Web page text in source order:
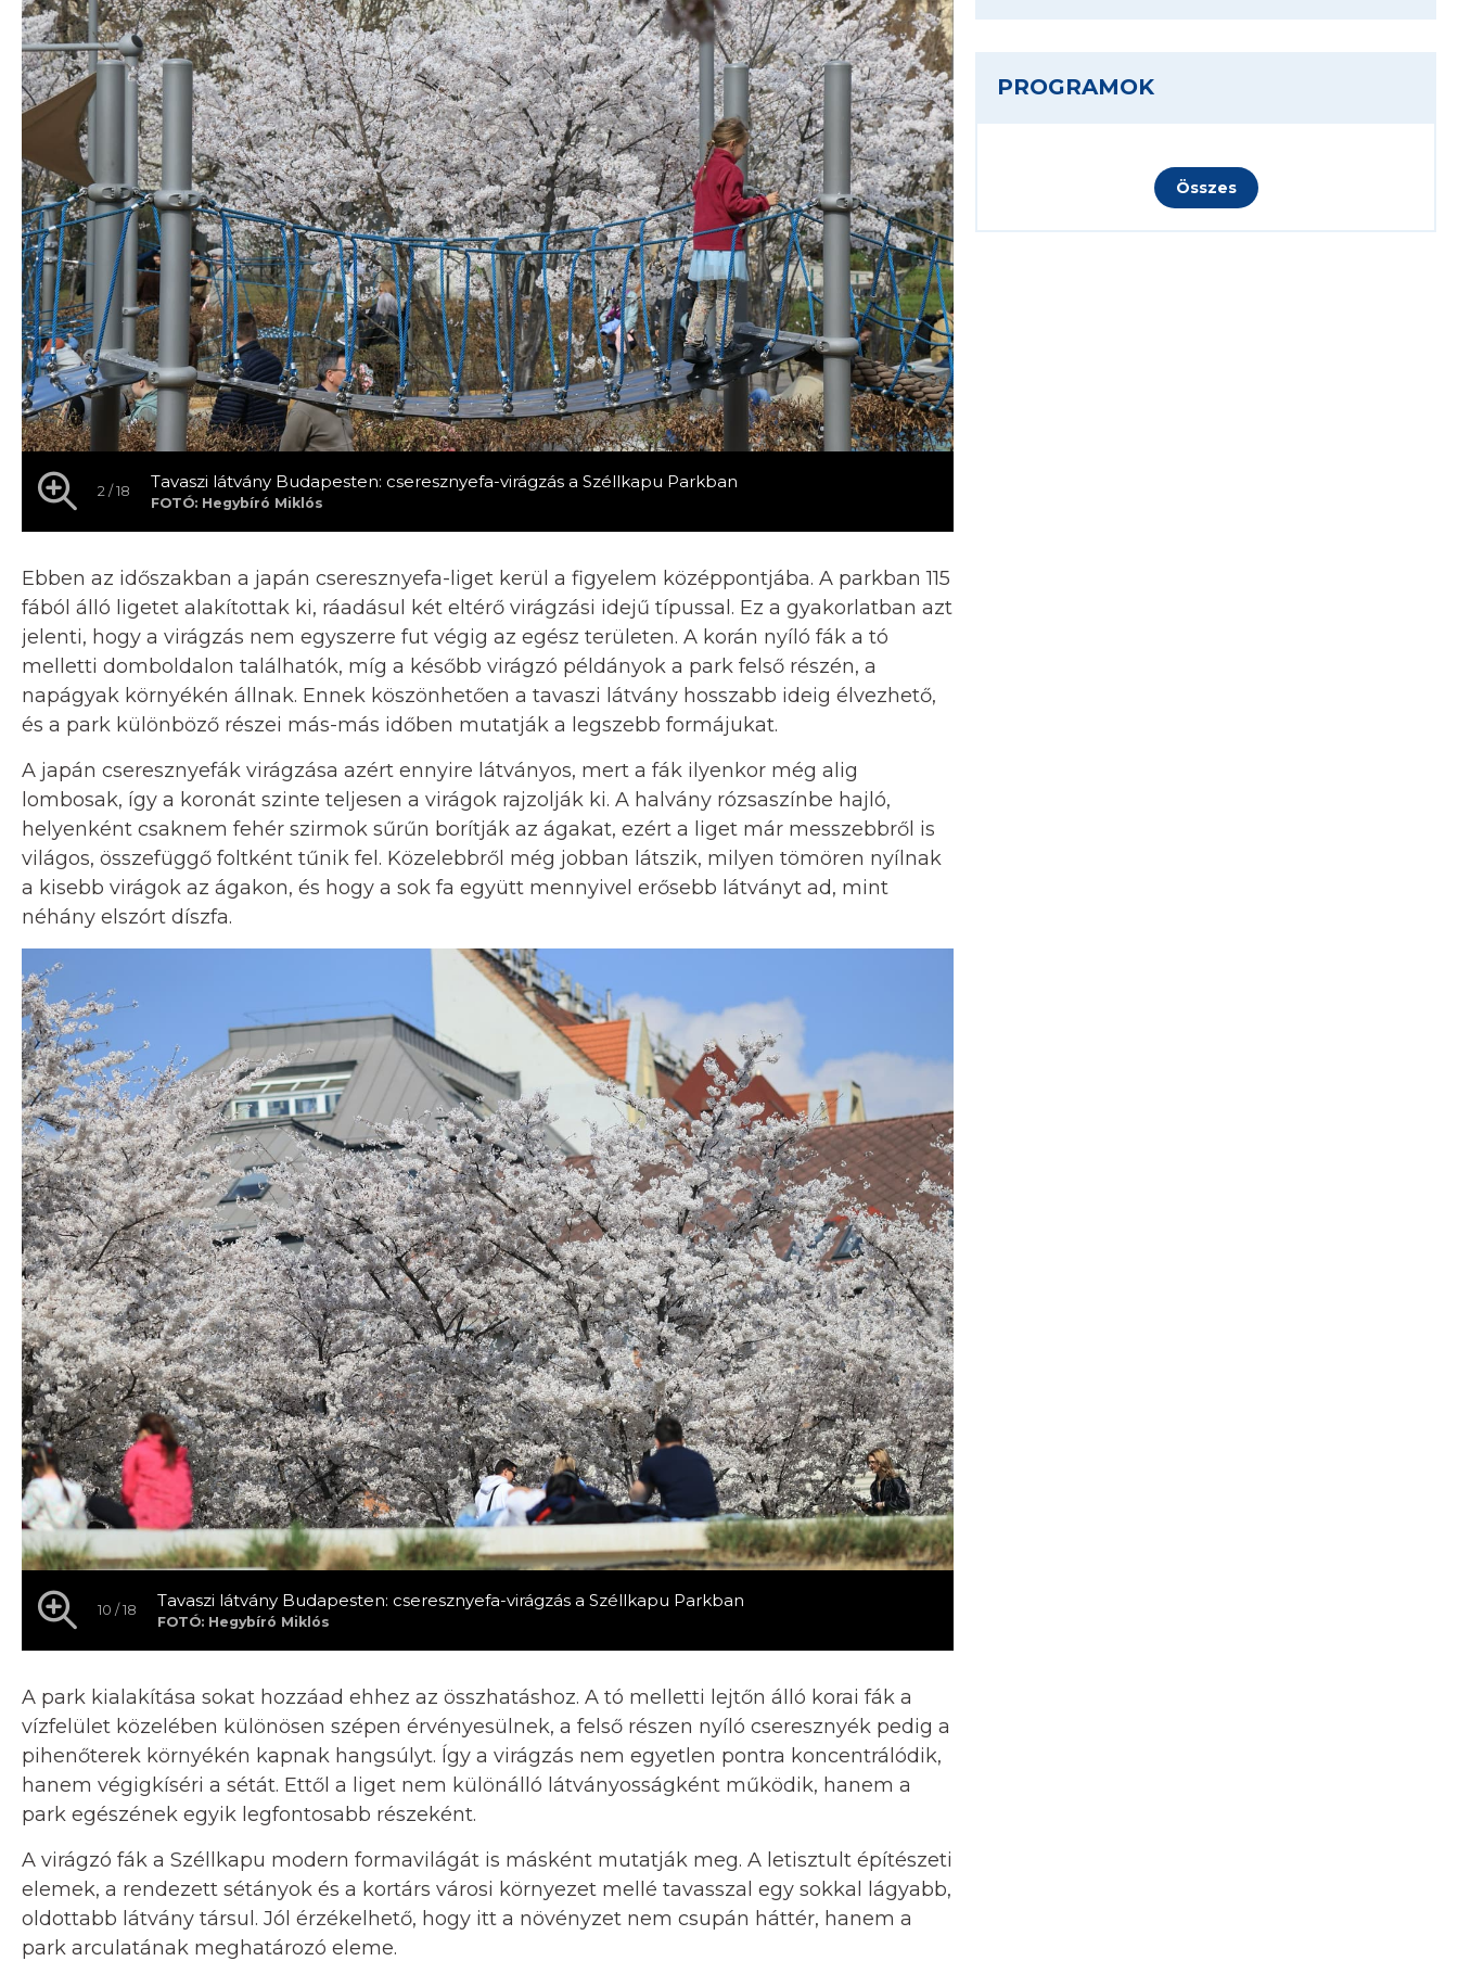
2 / 18 Tavaszi látvány Budapesten: cseresznyefa-virágzás a Széllkapu Parkban
FOTÓ: Hegybíró Miklós
Ebben az időszakban a japán cseresznyefa-liget kerül a figyelem középpontjába. A parkban 115
fából álló ligetet alakítottak ki, ráadásul két eltérő virágzási idejű típussal. Ez a gyakorlatban azt
jelenti, hogy a virágzás nem egyszerre fut végig az egész területen. A korán nyíló fák a tó
melletti domboldalon találhatók, míg a később virágzó példányok a park felső részén, a
napágyak környékén állnak. Ennek köszönhetően a tavaszi látvány hosszabb ideig élvezhető,
és a park különböző részei más-más időben mutatják a legszebb formájukat.
A japán cseresznyefák virágzása azért ennyire látványos, mert a fák ilyenkor még alig
lombosak, így a koronát szinte teljesen a virágok rajzolják ki. A halvány rózsaszínbe hajló,
helyenként csaknem fehér szirmok sűrűn borítják az ágakat, ezért a liget már messzebbről is
világos, összefüggő foltként tűnik fel. Közelebbről még jobban látszik, milyen tömören nyílnak
a kisebb virágok az ágakon, és hogy a sok fa együtt mennyivel erősebb látványt ad, mint
néhány elszórt díszfa.
10 / 18 Tavaszi látvány Budapesten: cseresznyefa-virágzás a Széllkapu Parkban
FOTÓ: Hegybíró Miklós
A park kialakítása sokat hozzáad ehhez az összhatáshoz. A tó melletti lejtőn álló korai fák a
vízfelület közelében különösen szépen érvényesülnek, a felső részen nyíló cseresznyék pedig a
pihenőterek környékén kapnak hangsúlyt. Így a virágzás nem egyetlen pontra koncentrálódik,
hanem végigkíséri a sétát. Ettől a liget nem különálló látványosságként működik, hanem a
park egészének egyik legfontosabb részeként.
A virágzó fák a Széllkapu modern formavilágát is másként mutatják meg. A letisztult építészeti
elemek, a rendezett sétányok és a kortárs városi környezet mellé tavasszal egy sokkal lágyabb,
oldottabb látvány társul. Jól érzékelhető, hogy itt a növényzet nem csupán háttér, hanem a
park arculatának meghatározó eleme.
PROGRAMOK
Összes